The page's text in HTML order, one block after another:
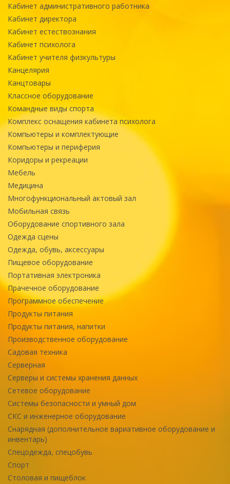
Кабинет административного работника
Кабинет директора
Кабинет естествознания
Кабинет психолога
Кабинет учителя физкультуры
Канцелярия
Канцтовары
Классное оборудование
Командные виды спорта
Комплекс оснащения кабинета психолога
Компьютеры и комплектующие
Компьютеры и периферия
Коридоры и рекреации
Мебель
Медицина
Многофункциональный актовый зал
Мобильная связь
Оборудование спортивного зала
Одежда сцены
Одежда, обувь, аксессуары
Пищевое оборудование
Портативная электроника
Прачечное оборудование
Программное обеспечение
Продукты питания
Продукты питания, напитки
Производственное оборудование
Садовая техника
Серверная
Серверы и системы хранения данных
Сетевое оборудование
Системы безопасности и умный дом
СКС и инженерное оборудование
Снарядная (дополнительное вариативное оборудование и
инвентарь)
Спецодежда, спецобувь
Спорт
Столовая и пищеблок